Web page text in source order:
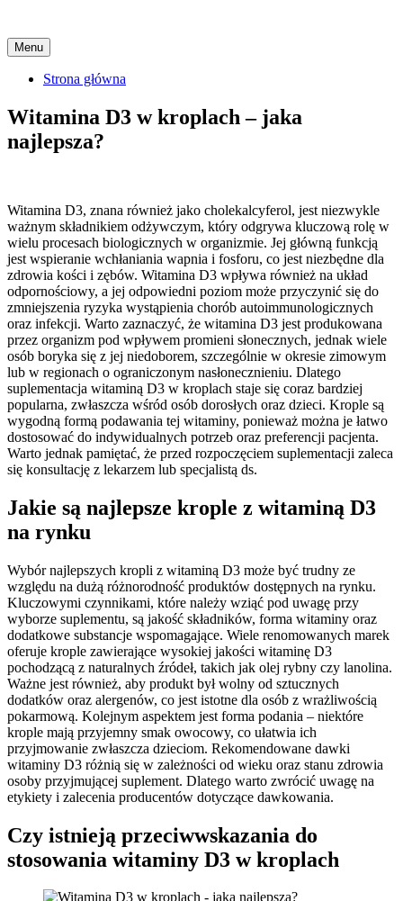
Menu Skip
to
content
Strona główna
Witamina D3 w kroplach – jaka
najlepsza?
Witamina D3, znana również jako cholekalcyferol, jest niezwykle
ważnym składnikiem odżywczym, który odgrywa kluczową rolę w
wielu procesach biologicznych w organizmie. Jej główną funkcją
jest wspieranie wchłaniania wapnia i fosforu, co jest niezbędne dla
zdrowia kości i zębów. Witamina D3 wpływa również na układ
odpornościowy, a jej odpowiedni poziom może przyczynić się do
zmniejszenia ryzyka wystąpienia chorób autoimmunologicznych
oraz infekcji. Warto zaznaczyć, że witamina D3 jest produkowana
przez organizm pod wpływem promieni słonecznych, jednak wiele
osób boryka się z jej niedoborem, szczególnie w okresie zimowym
lub w regionach o ograniczonym nasłonecznieniu. Dlatego
suplementacja witaminą D3 w kroplach staje się coraz bardziej
popularna, zwłaszcza wśród osób dorosłych oraz dzieci. Krople są
wygodną formą podawania tej witaminy, ponieważ można je łatwo
dostosować do indywidualnych potrzeb oraz preferencji pacjenta.
Warto jednak pamiętać, że przed rozpoczęciem suplementacji zaleca
się konsultację z lekarzem lub specjalistą ds.
Jakie są najlepsze krople z witaminą D3
na rynku
Wybór najlepszych kropli z witaminą D3 może być trudny ze
względu na dużą różnorodność produktów dostępnych na rynku.
Kluczowymi czynnikami, które należy wziąć pod uwagę przy
wyborze suplementu, są jakość składników, forma witaminy oraz
dodatkowe substancje wspomagające. Wiele renomowanych marek
oferuje krople zawierające wysokiej jakości witaminę D3
pochodzącą z naturalnych źródeł, takich jak olej rybny czy lanolina.
Ważne jest również, aby produkt był wolny od sztucznych
dodatków oraz alergenów, co jest istotne dla osób z wrażliwością
pokarmową. Kolejnym aspektem jest forma podania – niektóre
krople mają przyjemny smak owocowy, co ułatwia ich
przyjmowanie zwłaszcza dzieciom. Rekomendowane dawki
witaminy D3 różnią się w zależności od wieku oraz stanu zdrowia
osoby przyjmującej suplement. Dlatego warto zwrócić uwagę na
etykiety i zalecenia producentów dotyczące dawkowania.
Czy istnieją przeciwwskazania do
stosowania witaminy D3 w kroplach